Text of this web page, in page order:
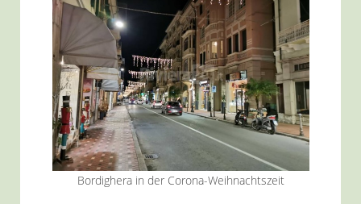
Bordighera in der Corona-Weihnachtszeit